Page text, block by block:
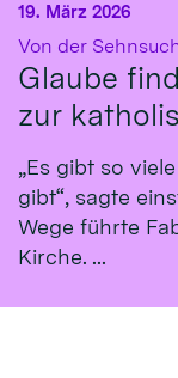
Von der
Glaube
zur
19. März 2026
„Es gibt so
gibt“, sagte
Wege führte
Kirche. ...